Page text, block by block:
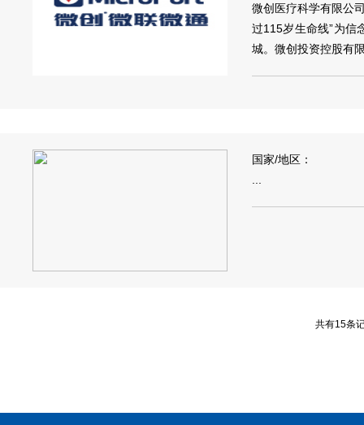
微创医疗科学有限公
过115岁生命线”为信
城。微创投资控股有
国家/地区：
...
共有15条